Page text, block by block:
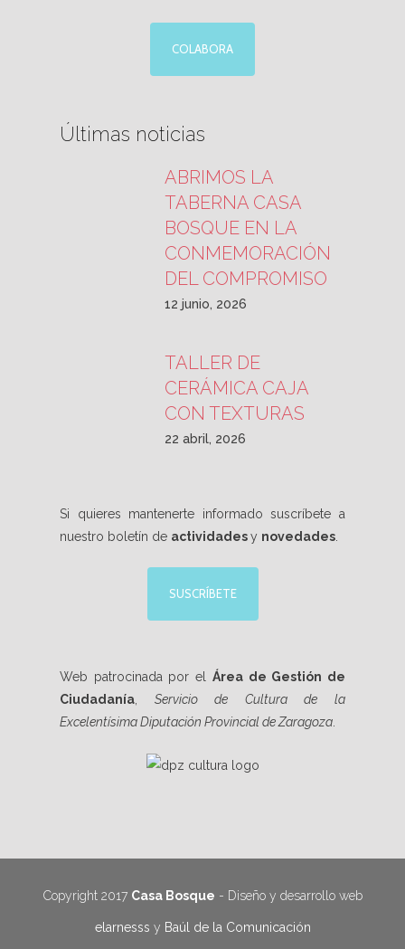
COLABORA
Últimas noticias
ABRIMOS LA
TABERNA CASA
BOSQUE EN LA
CONMEMORACIÓN
DEL COMPROMISO
12 junio, 2026
TALLER DE
CERÁMICA CAJA
CON TEXTURAS
22 abril, 2026
Si quieres mantenerte informado suscríbete a
nuestro boletín de actividadesy novedades
SUSCRÍBETE
Web patrocinada por el Área de Gestión de
Ciudadanía
Servicio de Cultura de la
Excelentísima Diputación Provincial de Zaragoza
Copyright 2017 Casa Bosque - Diseño y desarrollo web
elarnesss y Baúl de la Comunicación